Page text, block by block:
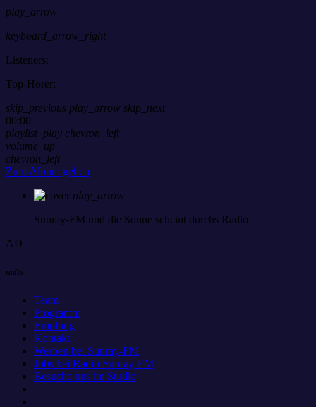
play_arrow
keyboard_arrow_right
Listeners:
Top-Hörer:
skip_previous play_arrow skip_next
00:00
playlist_play chevron_left
volume_up
chevron_left
Zum Album gehen
play_arrow
Sunray-FM und die Sonne scheint durchs Radio
AD
radio
Team
Programm
Empfang
Kontakt
Werben bei Sunray-FM
Jobs bei Radio Sunray-FM
Besuche uns im Studio